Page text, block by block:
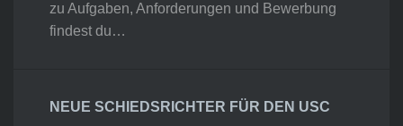
zu Aufgaben, Anforderungen und Bewerbung
findest du…
NEUE SCHIEDSRICHTER FÜR DEN USC